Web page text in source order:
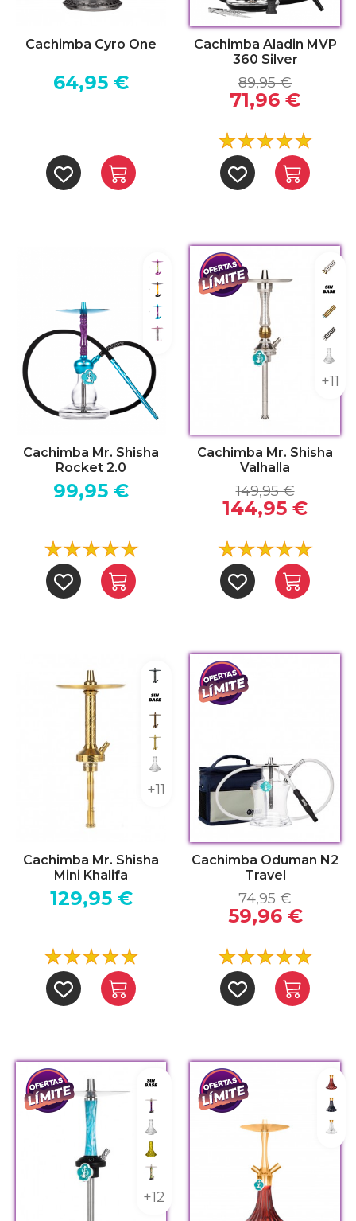
Cachimba Cyro One
64,95 €
Cachimba Aladin MVP
360 Silver
89,95 €
71,96 €
Joker
Batman
Frozen
Kylie
Cachimba Mr. Shisha
Rocket 2.0
99,95 €
Sin
Gold
+11
Cachimba Mr. Shisha
Valhalla
149,95 €
144,95 €
Negro
Sin base
Bronce
Dorado
Indian
+11
Cachimba Mr. Shisha
Mini Khalifa
129,95 €
Cachimba Oduman N2
Travel
74,95 €
59,96 €
Sin base
Galaxy
Indian
Lowpoly Amarillo
Savage
+12